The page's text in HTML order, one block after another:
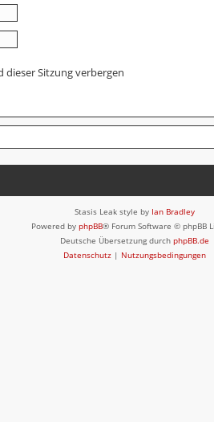
dieser Sitzung verbergen
Stasis Leak style by Ian Bradley
Powered by phpBB® Forum Software © phpBB
Deutsche Übersetzung durch phpBB.de
Datenschutz | Nutzungsbedingungen